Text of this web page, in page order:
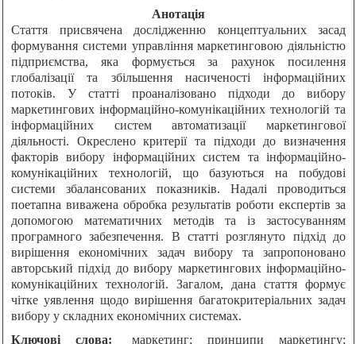
Анотація
Стаття присвячена дослідженню концептуальних засад
формування системи управління маркетинговою діяльністю
підприємства, яка формується за рахунок посилення
глобалізації та збільшення насиченості інформаційних
потоків. У статті проаналізовано підходи до вибору
маркетингових інформаційно-комунікаційних технологій та
інформаційних систем автоматизації маркетингової
діяльності. Окреслено критерії та підходи до визначення
факторів вибору інформаційних систем та інформаційно-
комунікаційних технологій, що базуються на побудові
системи збалансованих показників. Надалі проводиться
поетапна виважена обробка результатів роботи експертів за
допомогою математичних методів та із застосуванням
програмного забезпечення. В статті розглянуто підхід до
вирішення економічних задач вибору та запропоновано
авторський підхід до вибору маркетингових інформаційно-
комунікаційних технологій. Загалом, дана стаття формує
чітке уявлення щодо вирішення багатокритеріальних задач
вибору у складних економічних системах.
Ключові слова:
маркетинг; принципи маркетингу;